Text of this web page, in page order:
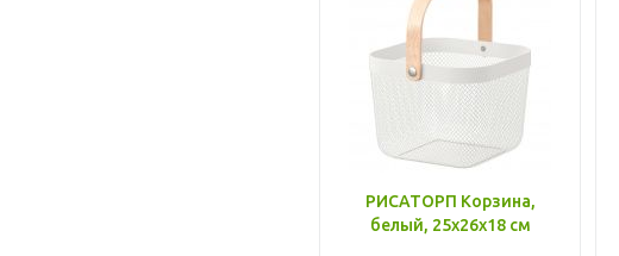
РИСАТОРП Корзина,
белый, 25x26x18 см